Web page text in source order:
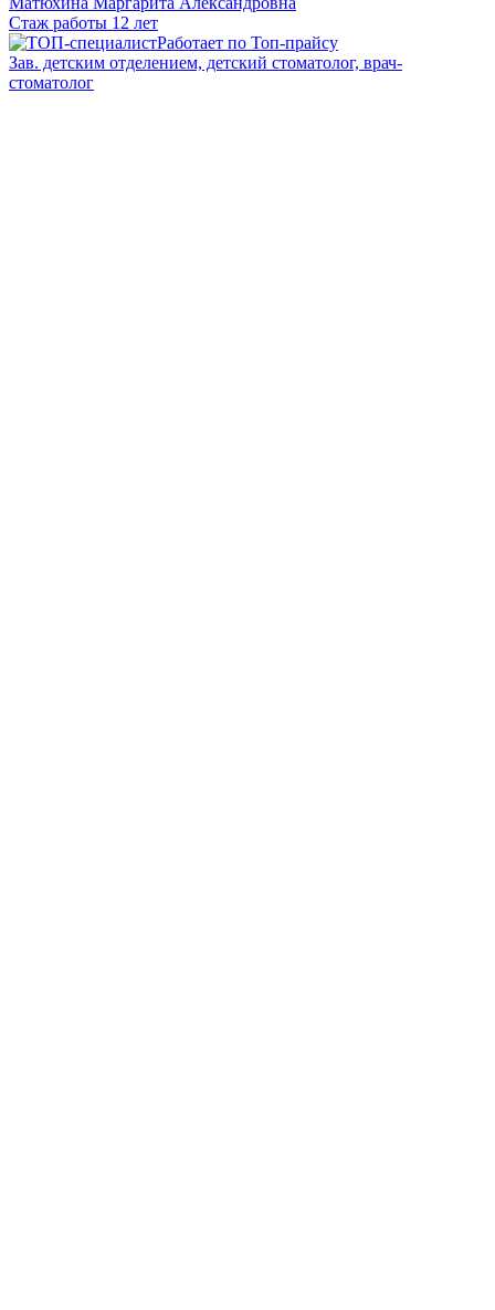
Стаж работы 12 лет
Работает по Топ-прайсу
Зав. детским отделением, детский стоматолог, врач-
стоматолог